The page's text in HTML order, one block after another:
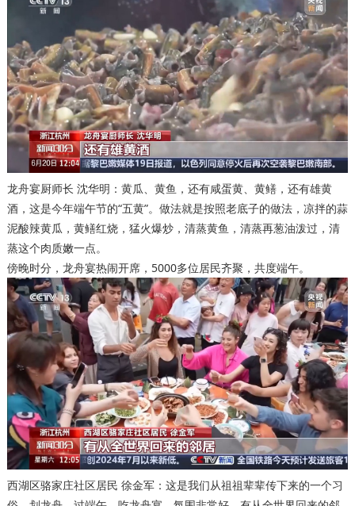
龙舟宴厨师长 沈华明：黄瓜、黄鱼，还有咸蛋黄、黄鳝，还有雄黄
酒，这是今年端午节的“五黄”。做法就是按照老底子的做法，凉拌的蒜
泥酸辣黄瓜，黄鳝红烧，猛火爆炒，清蒸黄鱼，清蒸再葱油泼过，清
蒸这个肉质嫩一点。
傍晚时分，龙舟宴热闹开席，5000多位居民齐聚，共度端午。
西湖区骆家庄社区居民 徐金军：这是我们从祖祖辈辈传下来的一个习